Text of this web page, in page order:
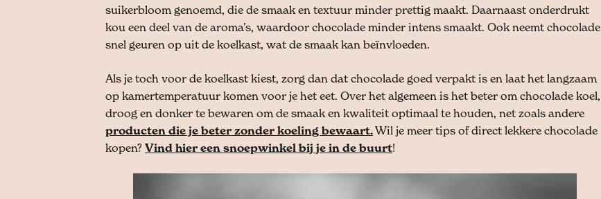
suikerbloom genoemd, die de smaak en textuur minder prettig maakt. Daarnaast onderdrukt
kou een deel van de aroma’s, waardoor chocolade minder intens smaakt. Ook neemt chocolade
snel geuren op uit de koelkast, wat de smaak kan beïnvloeden.
Als je toch voor de koelkast kiest, zorg dan dat chocolade goed verpakt is en laat het langzaam
op kamertemperatuur komen voor je het eet. Over het algemeen is het beter om chocolade koel,
droog en donker te bewaren om de smaak en kwaliteit optimaal te houden, net zoals andere
producten die je beter zonder koeling bewaart.Wil je meer tips of direct lekkere chocolade
kopen? Vind hier een snoepwinkel bij je in de buurt!